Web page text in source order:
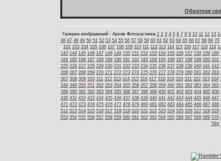
Обратная
Галереи изображений - Архив Фотохостинга 1 2 3 4 5 6 7 8 9 10 11 12 13
46 47 48 49 50 51 52 53 54 55 56 57 58 59 60 61 62 63 64 65 66 67 68 69 70
102 103 104 105 106 107 108 109 110 111 112 113 114 115 116 117 118 119
143 144 145 146 147 148 149 150 151 152 153 154 155 156 157 158 159 160
184 185 186 187 188 189 190 191 192 193 194 195 196 197 198 199 200 201
225 226 227 228 229 230 231 232 233 234 235 236 237 238 239 240 241 242
266 267 268 269 270 271 272 273 274 275 276 277 278 279 280 281 282 283
307 308 309 310 311 312 313 314 315 316 317 318 319 320 321 322 323 324
348 349 350 351 352 353 354 355 356 357 358 359 360 361 362 363 364 365
389 390 391 392 393 394 395 396 397 398 399 400 401 402 403 404 405 406
430 431 432 433 434 435 436 437 438 439 440 441 442 443 444 445 446 447
471 472 473 474 475 476 477 478 479 480 481 482 483 484 485 486 487 488
512 513 514 515 516 517 518 519 520 521 522 523 524 525 526 527 528 529
553 554 555 556 557 558 559 560 561 562 563 564 565 566 567 568 569 570
594